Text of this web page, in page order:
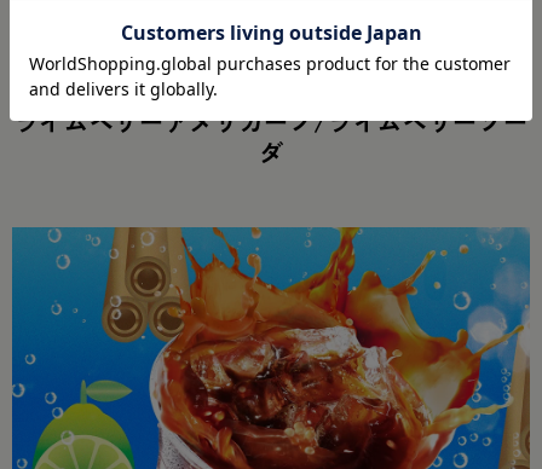
※全て税込みです
ライムベリーアメリカーノ/ライムベリーソー
ダ